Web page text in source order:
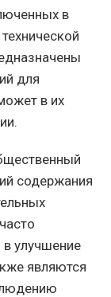
в
для
в их
содержания
в улучшение
являются